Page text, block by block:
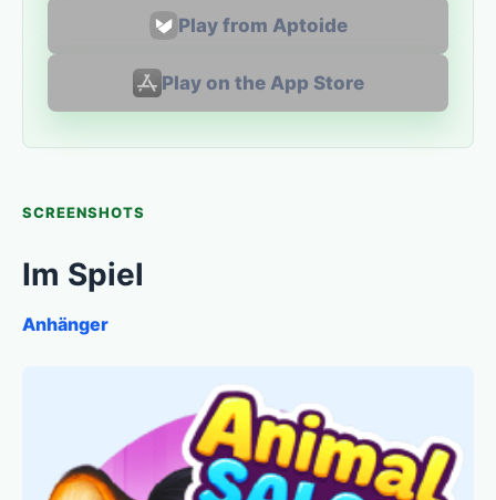
Play from Aptoide
Play on the App Store
SCREENSHOTS
Im Spiel
Anhänger